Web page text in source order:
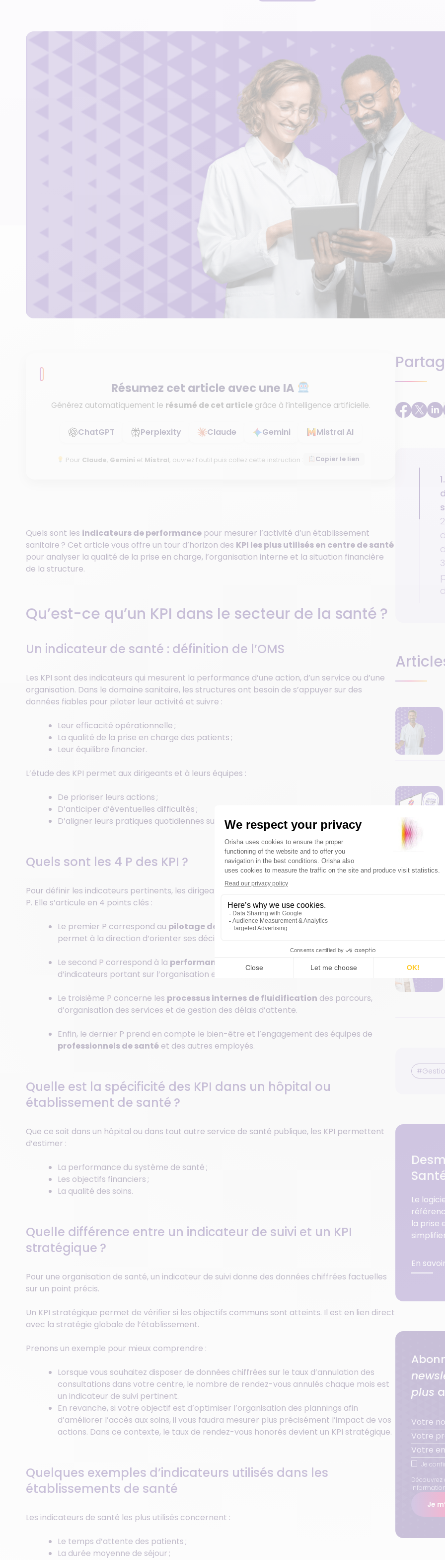
Résumez cet article avec une IA
Générez automatiquement le résumé de cet articlegrâce à l’intelligence artificielle.
ChatGPT Perplexity Claude Gemini Mistral AI
Pour Claude, Gemini et Mistral, ouvrez l’outil puis collez cette instruction : Copier le lien
Quels sont les indicateurs de performance pour mesurer l’activité d’un établissement
sanitaire ? Cet article vous offre un tour d’horizon des KPI les plus utilisés en centre de santé
pour analyser la qualité de la prise en charge, l’organisation interne et la situation financière
de la structure.
Qu’est-ce qu’un KPI dans le secteur de la santé ?
Un indicateur de santé : définition de l’OMS
Les KPI sont des indicateurs qui mesurent la performance d’une action, d’un service ou d’une
organisation. Dans le domaine sanitaire, les structures ont besoin de s’appuyer sur des
données fiables pour piloter leur activité et suivre :
Leur efficacité opérationnelle ;
La qualité de la prise en charge des patients ;
Leur équilibre financier.
L’étude des KPI permet aux dirigeants et à leurs équipes :
De prioriser leurs actions ;
D’anticiper d’éventuelles difficultés ;
D’aligner leurs pratiques quotidiennes sur les orientations de santé publique.
Quels sont les 4 P des KPI ?
Pour définir les indicateurs pertinents, les dirigeants s’appuient souvent sur la méthode des 4
P. Elle s’articule en 4 points clés :
Le premier P correspond au pilotage de la stratégie globalede la structure. Il
permet à la direction d’orienter ses décisions.
Le second P correspond à la performance de l’établissement
. Il tient compte
d’indicateurs portant sur l’organisation et le financement de la structure.
Le troisième P concerne les processus internes de fluidification des parcours,
d’organisation des services et de gestion des délais d’attente.
Enfin, le dernier P prend en compte le bien-être et l’engagement des équipes de
professionnels de santé et des autres employés.
Quelle est la spécificité des KPI dans un hôpital ou
établissement de santé ?
Que ce soit dans un hôpital ou dans tout autre service de santé publique, les KPI permettent
d’estimer :
La performance du système de santé ;
Les objectifs financiers ;
La qualité des soins.
Quelle différence entre un indicateur de suivi et un KPI
stratégique ?
Pour une organisation de santé, un indicateur de suivi donne des données chiffrées factuelles
sur un point précis.
Un KPI stratégique permet de vérifier si les objectifs communs sont atteints. Il est en lien direct
avec la stratégie globale de l’établissement.
Prenons un exemple pour mieux comprendre :
Lorsque vous souhaitez disposer de données chiffrées sur le taux d’annulation des
consultations dans votre centre, le nombre de rendez-vous annulés chaque mois est
un indicateur de suivi pertinent.
En revanche, si votre objectif est d’optimiser l’organisation des plannings afin
d’améliorer l’accès aux soins, il vous faudra mesurer plus précisément l’impact de vos
actions. Dans ce contexte, le taux de rendez-vous honorés devient un KPI stratégique.
Quelques exemples d’indicateurs utilisés dans les
établissements de santé
Les indicateurs de santé les plus utilisés concernent :
Le temps d’attente des patients ;
La durée moyenne de séjour ;
Le
la prise
En
plus
Je
Je